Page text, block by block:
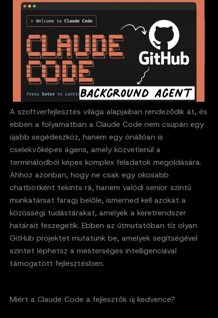
A szoftverfejlesztés világa alapjaiban rendeződik át, és
ebben a folyamatban a Claude Code nem csupán egy
újabb segédeszköz, hanem egy önállóan is
cselekvőképes ágens, amely közvetlenül a
terminálodból képes komplex feladatok megoldására.
Ahhoz azonban, hogy ne csak egy okosabb
chatbotként tekints rá, hanem valódi senior szintű
munkatársat faragj belőle, ismerned kell azokat a
közösségi tudástárakat, amelyek a keretrendszer
határait feszegetik. Ebben az útmutatóban tíz olyan
GitHub projektet mutatunk be, amelyek segítségével
szintet léphetsz a mesterséges intelligenciával
támogatott fejlesztésben.
Miért a Claude Code a fejlesztők új kedvence?